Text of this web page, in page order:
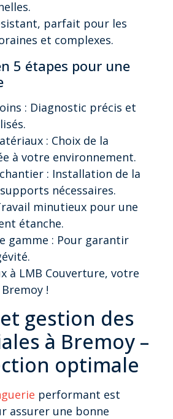
parfait pour les
et complexes.
5 étapes pour une
: Diagnostic précis et
: Choix de la
à votre environnement.
: Installation de la
nécessaires.
minutieux pour une
étanche.
gamme : Pour garantir
à LMB Couverture, votre
!
gestion des
à Bremoy –
optimale
performant est
assurer une bonne